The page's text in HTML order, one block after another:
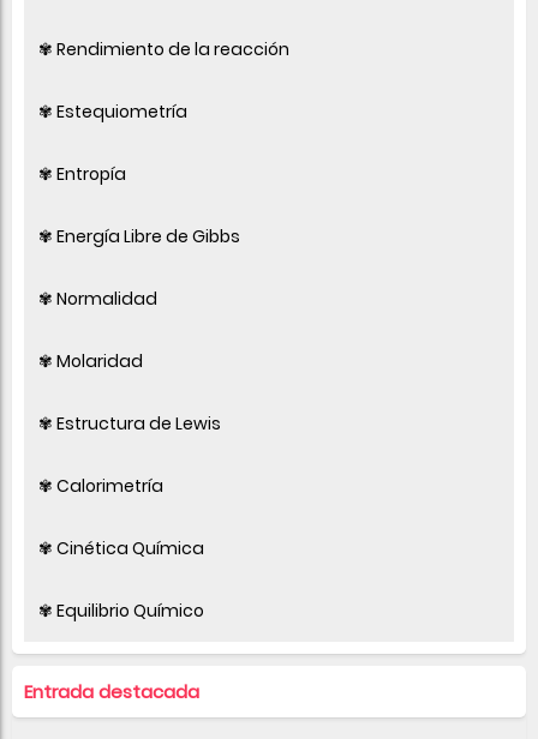
✾ Rendimiento de la reacción
✾ Estequiometría
✾ Entropía
✾ Energía Libre de Gibbs
✾ Normalidad
✾ Molaridad
✾ Estructura de Lewis
✾ Calorimetría
✾ Cinética Química
✾ Equilibrio Químico
Entrada destacada